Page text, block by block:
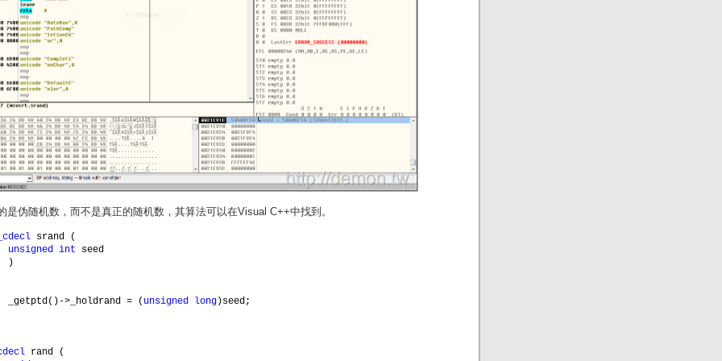
是伪随机数，而不是真正的随机数，其算法可以在Visual C++中找到。
srand (
unsigned int seed
)
_getptd()->_holdrand = ( unsigned long)seed;
rand (